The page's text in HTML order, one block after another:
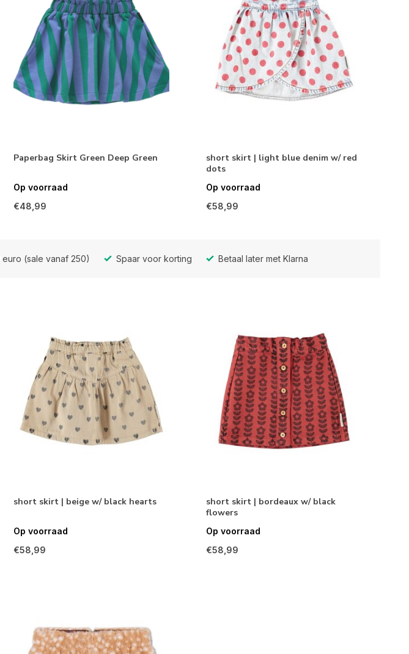
Paperbag Skirt Green Deep Green
Op voorraad
€48,99
short skirt | light blue denim w/ red
dots
Op voorraad
€58,99
(sale vanaf 250) Spaar voor korting Betaal later met Klarna
short skirt | beige w/ black hearts
Op voorraad
€58,99
short skirt | bordeaux w/ black
flowers
Op voorraad
€58,99